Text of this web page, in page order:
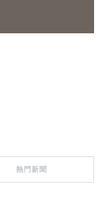
熱門新聞